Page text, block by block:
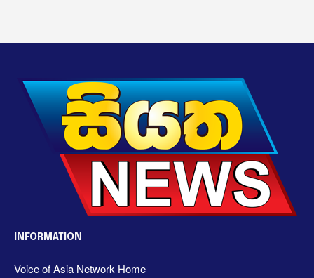
INFORMATION
Voice of Asia Network Home